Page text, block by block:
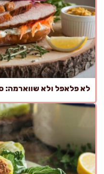
לא פלאפל ולא שווארמה: